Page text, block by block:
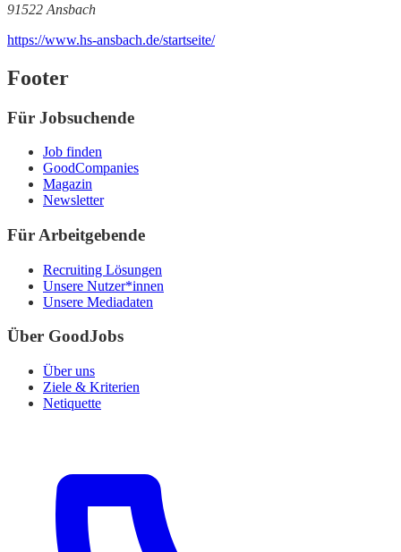
91522 Ansbach
https://www.hs-ansbach.de/startseite/
Footer
Für Jobsuchende
Job finden
GoodCompanies
Magazin
Newsletter
Für Arbeitgebende
Recruiting Lösungen
Unsere Nutzer*innen
Unsere Mediadaten
Über GoodJobs
Über uns
Ziele & Kriterien
Netiquette